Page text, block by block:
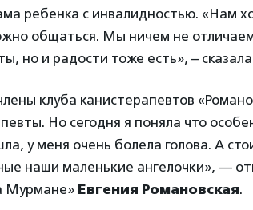
ребенка с инвалидностью. «Нам
общаться. Мы ничем не
но и радости тоже есть», –
клуба канистерапевтов
Но сегодня я поняла что
у меня очень болела голова. А
наши маленькие ангелочки», —
Мурмане» Евгения Романовская.